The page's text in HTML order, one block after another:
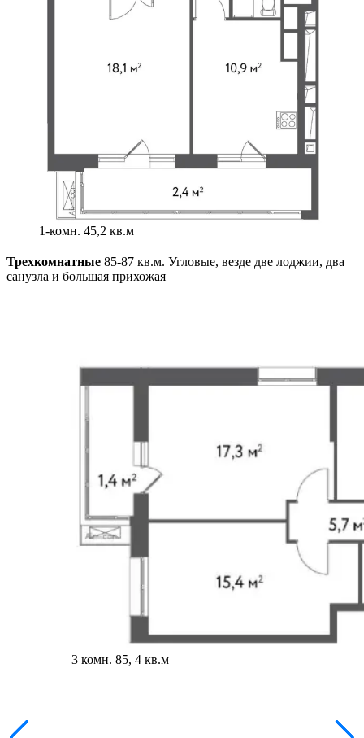
1-комн. 45,2 кв.м
Трехкомнатные 85-87 кв.м. Угловые, везде две лоджии, два
санузла и большая прихожая
3 комн. 85, 4 кв.м